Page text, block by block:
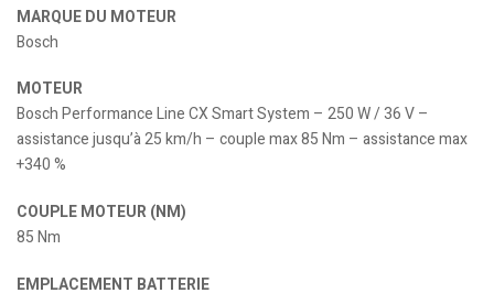
MARQUE DU MOTEUR
Bosch
MOTEUR
Bosch Performance Line CX Smart System – 250 W / 36 V –
assistance jusqu’à 25 km/h – couple max 85 Nm – assistance max
+340 %
COUPLE MOTEUR (NM)
85 Nm
EMPLACEMENT BATTERIE